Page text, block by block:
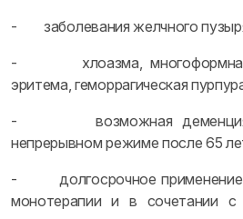
- заболевания желчного
- хлоазма, многоформная
эритема, геморрагическая
- возможная деменция
непрерывном режиме после 65
- долгосрочное применение
монотерапии и в сочетании